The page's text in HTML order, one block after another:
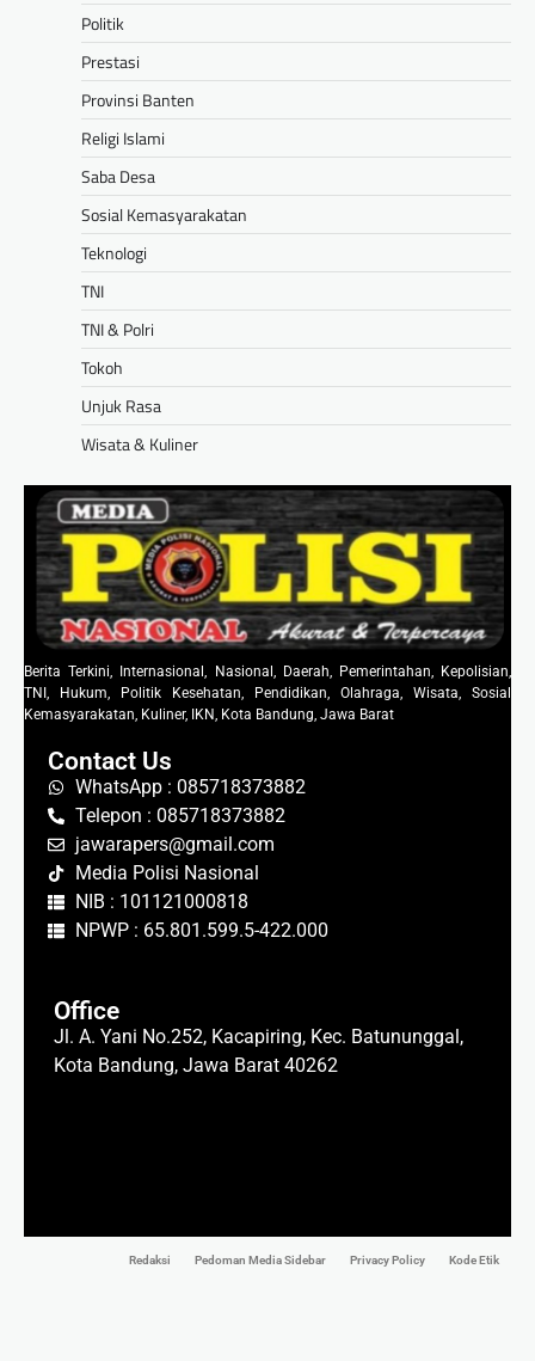
Politik
Prestasi
Provinsi Banten
Religi Islami
Saba Desa
Sosial Kemasyarakatan
Teknologi
TNI
TNI & Polri
Tokoh
Unjuk Rasa
Wisata & Kuliner
Berita Terkini, Internasional, Nasional, Daerah, Pemerintahan, Kepolisian,
TNI, Hukum, Politik Kesehatan, Pendidikan, Olahraga, Wisata, Sosial
Kemasyarakatan, Kuliner, IKN, Kota Bandung, Jawa Barat
Contact Us
WhatsApp : 085718373882
Telepon : 085718373882
jawarapers@gmail.com
Media Polisi Nasional
NIB : 101121000818
NPWP : 65.801.599.5-422.000
Office
Jl. A. Yani No.252, Kacapiring, Kec. Batununggal,
Kota Bandung, Jawa Barat 40262
Redaksi Pedoman Media Sidebar Privacy Policy Kode Etik